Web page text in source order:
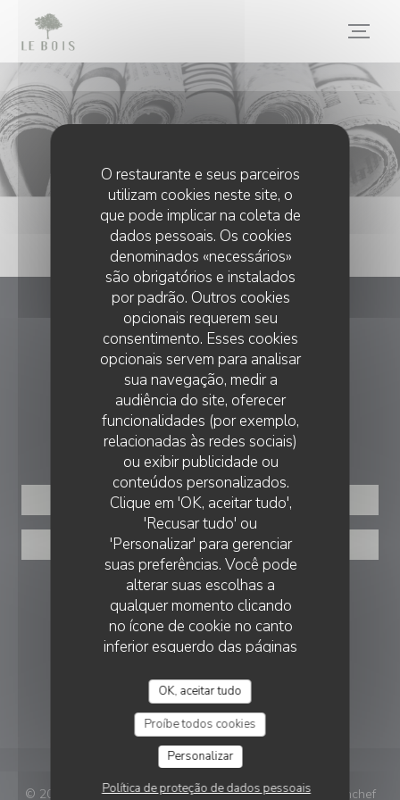
Painel de Gerenciamento de Cookies
O restaurante e seus parceiros
utilizam cookies neste site, o
que pode implicar na coleta de
dados pessoais. Os cookies
denominados «necessários»
são obrigatórios e instalados
por padrão. Outros cookies
opcionais requerem seu
consentimento. Esses cookies
opcionais servem para analisar
sua navegação, medir a
audiência do site, oferecer
funcionalidades (por exemplo,
relacionadas às redes sociais)
ou exibir publicidade ou
conteúdos personalizados.
Clique em 'OK, aceitar tudo',
'Recusar tudo' ou
'Personalizar' para gerenciar
suas preferências. Você pode
alterar suas escolhas a
qualquer momento clicando
no ícone de cookie no canto
inferior esquerdo das páginas
OK, aceitar tudo
Proíbe todos cookies
Personalizar
Política de proteção de dados pessoais
Le Bois
29 rue Bois le Vent 75016 PARIS((abre numa nova
01 40 72 03 41
RESERVA
RESERVAR UMA MESA
PRIVATIZAÇÃO
SIGA-NOS
NEWSLETTER
© 2026 Le Bois — Website do restaurante criado por Zenchef